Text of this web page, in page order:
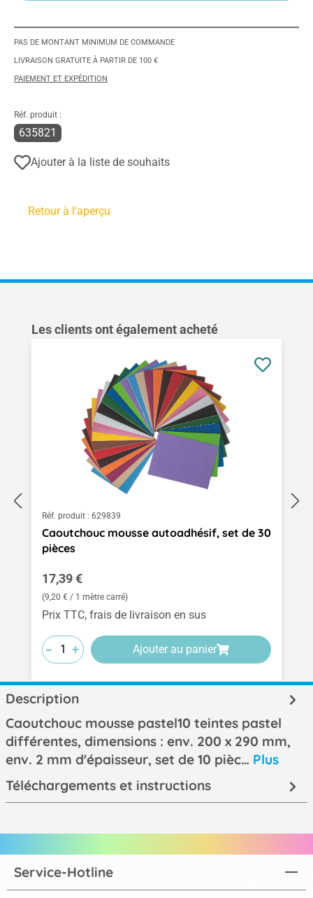
PAS DE MONTANT MINIMUM DE COMMANDE
LIVRAISON GRATUITE À PARTIR DE 100 €
PAIEMENT ET EXPÉDITION
Réf. produit :
635821
Ajouter à la liste de souhaits
Retour à l'aperçu
Ignorer la galerie de produits
Les clients ont également acheté
Réf. produit : 629839
Caoutchouc mousse autoadhésif, set de 30
pièces
Prix régulier :
17,39 €
(9,20 € / 1 mètre carré)
Prix TTC, frais de livraison en sus
-
-
- +
+
+ Ajouter au panier
Description
Caoutchouc mousse pastel10 teintes pastel
différentes, dimensions : env. 200 x 290 mm,
env. 2 mm d'épaisseur, set de 10 pièc… Plus
Téléchargements et instructions
Service-Hotline